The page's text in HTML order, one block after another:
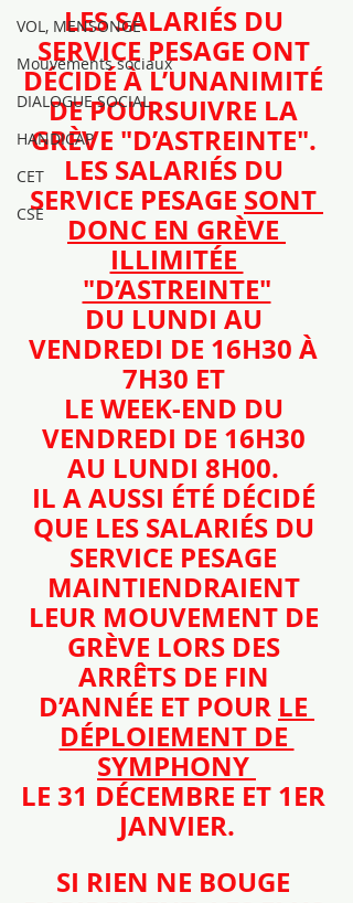
VOL, MENSONGE
Mouvements sociaux
DIALOGUE SOCIAL
HANDICAP
CET
CSE
LES SALARIÉS DU
SERVICE PESAGE ONT
DÉCIDÉ À L’UNANIMITÉ
DE POURSUIVRE LA
GRÈVE "D’ASTREINTE".
LES SALARIÉS DU
SERVICE PESAGE SONT
DONC EN GRÈVE
ILLIMITÉE
"D’ASTREINTE"
DU LUNDI AU
VENDREDI DE 16H30 À
7H30 ET
LE WEEK-END DU
VENDREDI DE 16H30
AU LUNDI 8H00.
IL A AUSSI ÉTÉ DÉCIDÉ
QUE LES SALARIÉS DU
SERVICE PESAGE
MAINTIENDRAIENT
LEUR MOUVEMENT DE
GRÈVE LORS DES
ARRÊTS DE FIN
D’ANNÉE ET POUR LE
DÉPLOIEMENT DE
SYMPHONY
LE 31 DÉCEMBRE ET 1ER
JANVIER.
SI RIEN NE BOUGE